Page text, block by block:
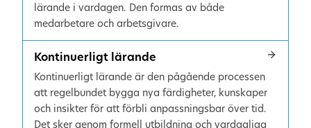
lärande i vardagen. Den formas av både
medarbetare och arbetsgivare.
Kontinuerligt lärande
Kontinuerligt lärande är den pågående processen
att regelbundet bygga nya färdigheter, kunskaper
och insikter för att förbli anpassningsbar över tid.
Det sker genom formell utbildning och vardagliga